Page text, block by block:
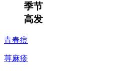
季节
高发
青春痘
荨麻疹